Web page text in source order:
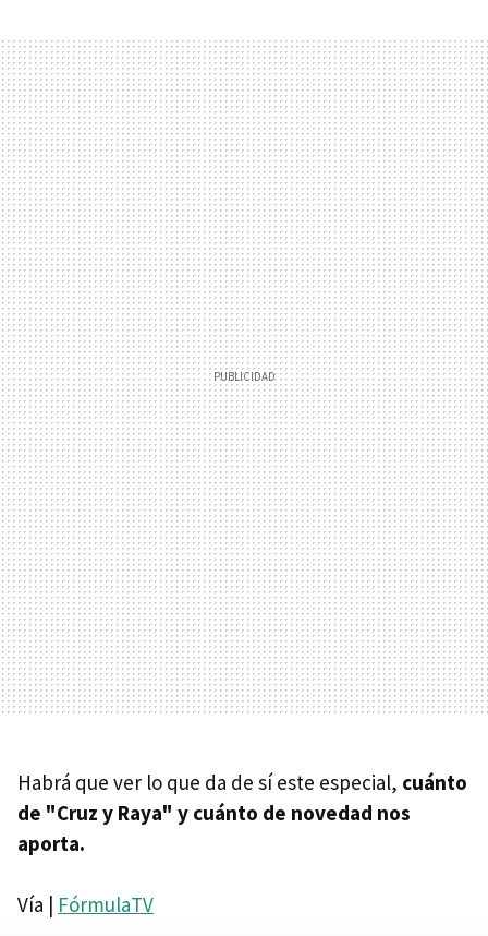
Habrá que ver lo que da de sí este especial, cuánto
de "Cruz y Raya" y cuánto de novedad nos
aporta.
Vía | FórmulaTV